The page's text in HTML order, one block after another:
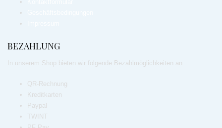
BEZAHLUNG
In unserem Shop bieten wir folgende Bezahlmöglichkeiten an:
QR-Rechnung
Kreditkarten
Paypal
TWINT